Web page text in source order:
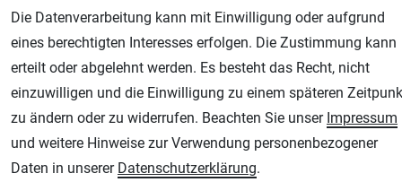
Airbrush-City
Fachhandel für: Airbrushpistolen, Kompressoren, Airbrushfarben
Modellbau-City
Modellbau Shop
Plotter-City
Schneideplotter, Transferpressen, Siebdruck und Plotterfolien
Im Shop Kaufen
Die Datenverarbeitung kann mit Einwilligung oder aufgrund
eines berechtigten Interesses erfolgen. Die Zustimmung kann
erteilt oder abgelehnt werden. Es besteht das Recht, nicht
einzuwilligen und die Einwilligung zu einem späteren
zu ändern oder zu widerrufen. Beachten Sie unser Impressum
und weitere Hinweise zur Verwendung personenbezogener
Daten in unserer Daten­schutz­erklärung.